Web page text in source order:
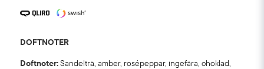
DOFTNOTER
Doftnoter:Sandelträ, amber, rosépeppar, ingefära, choklad,